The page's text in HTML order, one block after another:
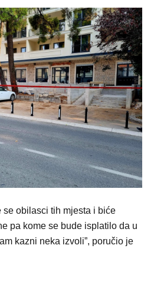
se obilasci tih mjesta i biće
pa kome se bude isplatilo da u
kazni neka izvoli”, poručio je